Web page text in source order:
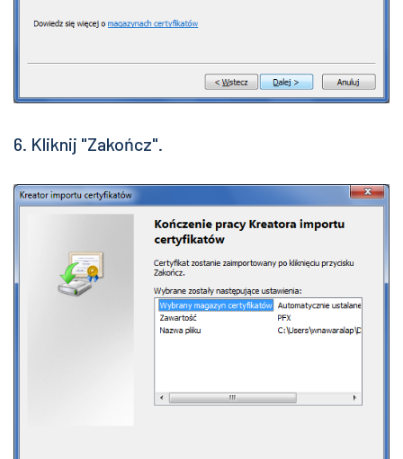
6. Kliknij "Zakończ".